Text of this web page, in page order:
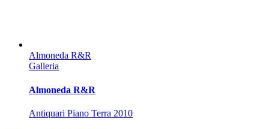
Almoneda R&R
Galleria
Almoneda R&R
Antiquari Piano Terra 2010